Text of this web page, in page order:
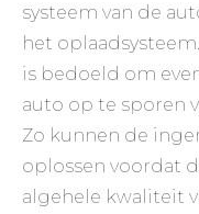
systeem van de
het
is bedoeld om
auto op te sporen
Zo kunnen de
oplossen voordat
algehele kwaliteit